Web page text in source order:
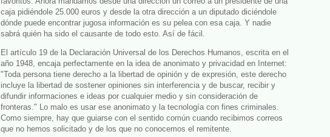
caja pidiéndole 25.000 euros y desde la otra dirección a un diputado diciéndole
dónde puede encontrar jugosa información es su pelea con esa caja. Y nadie
sabrá quién ha sido el causante de todo esto. Así de fácil.
El artículo 19 de la Declaración Universal de los Derechos Humanos, escrita en el
año 1948, encaja perfectamente en la idea de anonimato y privacidad en Internet:
"Toda persona tiene derecho a la libertad de opinión y de expresión, este derecho
incluye la libertad de sostener opiniones sin interferencia y de buscar, recibir y
difundir informaciones e ideas por cualquier medio y sin consideración de
fronteras." Lo malo es usar ese anonimato y la tecnología con fines criminales.
Como siempre, hay que guiarse con el sentido común cuando recibimos correos
que no hemos solicitado y de los que no conocemos el remitente.